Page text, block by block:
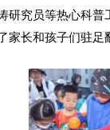
研究员等热心科
家长和孩子们驻足